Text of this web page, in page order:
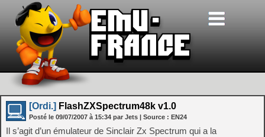
[Ordi.] FlashZXSpectrum48k v1.0
Posté le 09/07/2007 à 15:34 par Jets | Source : EN24
Il s’agit d’un émulateur de Sinclair Zx Spectrum qui a la